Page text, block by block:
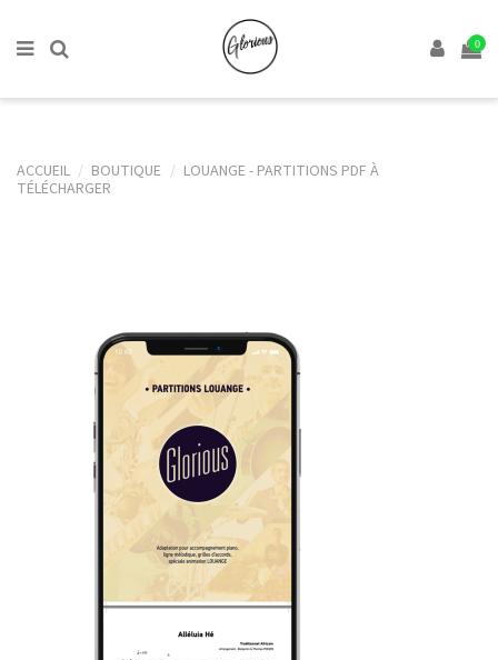
0
ACCUEIL BOUTIQUE
LOUANGE - PARTITIONS PDF À
TÉLÉCHARGER